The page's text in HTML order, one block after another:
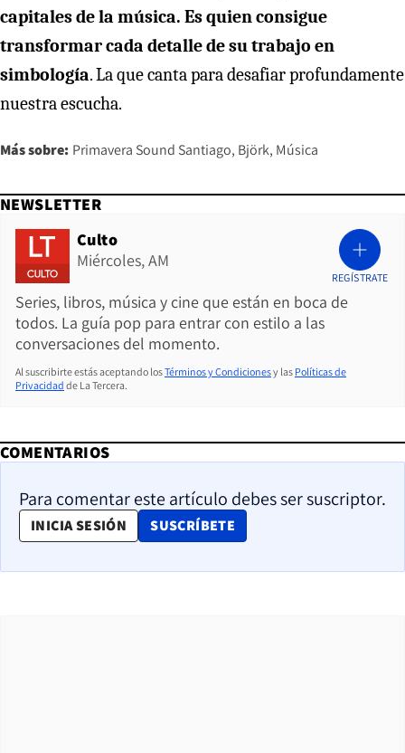
capitales de la música. Es quien consigue
transformar cada detalle de su trabajo en
simbología. La que canta para desafiar profundamente
nuestra escucha.
Más sobre: Primavera Sound Santiago Björk Música
NEWSLETTER
Culto
Miércoles, AM
Series, libros, música y cine que están en boca de
todos. La guía pop para entrar con estilo a las
conversaciones del momento.
REGÍSTRATE
Al suscribirte estás aceptando losTérminos y Condicionesy las Políticas de
Privacidad de La Tercera.
COMENTARIOS
Para comentar este artículo debes ser suscriptor.
INICIA SESIÓN SUSCRÍBETE
OPENS IN NEW WINDOW